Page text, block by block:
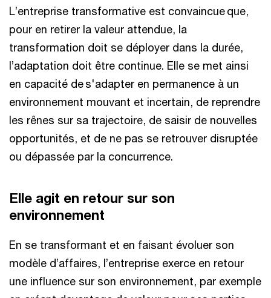
L’entreprise transformative est convaincue que,
pour en retirer la valeur attendue, la
transformation doit se déployer dans la durée,
l’adaptation doit être continue. Elle se met ainsi
en capacité de s'adapter en permanence à un
environnement mouvant et incertain, de reprendre
les rênes sur sa trajectoire, de saisir de nouvelles
opportunités, et de ne pas se retrouver disruptée
ou dépassée par la concurrence.
Elle agit en retour sur son
environnement
En se transformant et en faisant évoluer son
modèle d’affaires, l’entreprise exerce en retour
une influence sur son environnement, par exemple